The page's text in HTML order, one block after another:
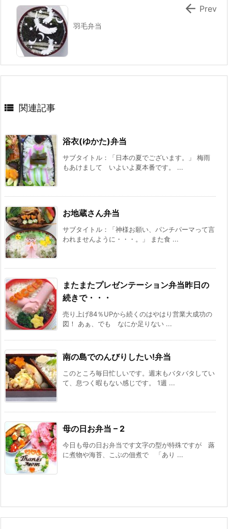
羽毛弁当
 Prev
 関連記事
浴衣(ゆかた)弁当
サブタイトル：「日本の夏でございます。」 梅雨
もあけまして いよいよ夏本番です。 ...
お地蔵さん弁当
サブタイトル：「神様お願い、パンチパーマって言
われませんように・・・。」 また食 ...
またまたプレゼンテーション弁当昨日の
続きで・・・
売り上げ84％UPから続くのはやはり営業大成功の
図！ あぁ、でも なにか足りない ...
南の島でのんびりしたい!弁当
このところ毎日忙しいです。週末もバタバタしてい
て、息つく暇もない感じです。 1週 ...
母の日お弁当 – 2
今日も母の日お弁当です文字の型が特殊ですが 蕗
に煮物や海苔、こぶの佃煮で 「あり ...